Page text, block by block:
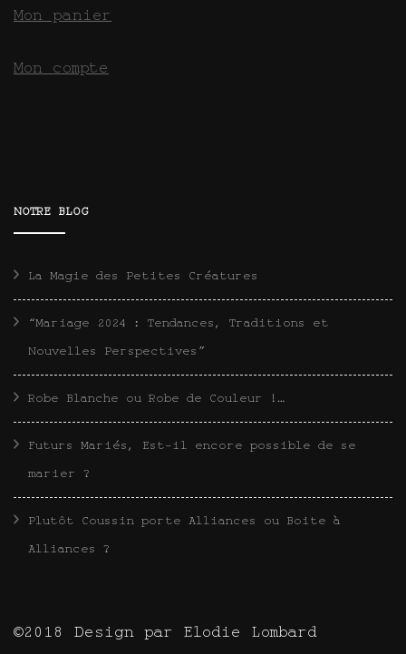
Mon panier
Mon compte
NOTRE BLOG
La Magie des Petites Créatures
“Mariage 2024 : Tendances, Traditions et
Nouvelles Perspectives”
Robe Blanche ou Robe de Couleur !…
Futurs Mariés, Est-il encore possible de se
marier ?
Plutôt Coussin porte Alliances ou Boite à
Alliances ?
©2018 Design par Elodie Lombard